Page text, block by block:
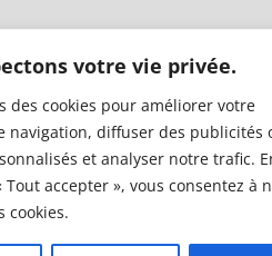
votre vie privée.
des cookies pour améliorer votre
navigation, diffuser des publicités
et analyser notre trafic.
accepter », vous consentez à
cookies.